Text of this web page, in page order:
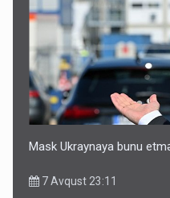
Mask Ukraynaya bunu
7 Avqust 23:11